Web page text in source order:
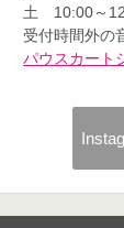
土 10:00～
受付時間外の
パウスカート